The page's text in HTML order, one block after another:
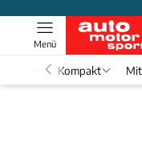
Menü
Kompakt